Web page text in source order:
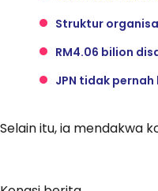
Struktur
RM4.06 bilion
JPN tidak
Selain itu, ia mendakwa